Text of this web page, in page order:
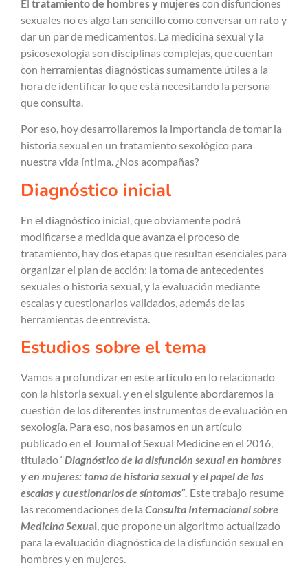
El tratamiento de hombres y mujerescon disfunciones
sexuales no es algo tan sencillo como conversar un rato y
dar un par de medicamentos. La medicina sexual y la
psicosexología son disciplinas complejas, que cuentan
con herramientas diagnósticas sumamente útiles a la
hora de identificar lo que está necesitando la persona
que consulta.
Por eso, hoy desarrollaremos la importancia de tomar la
historia sexual en un tratamiento sexológico para
nuestra vida íntima. ¿Nos acompañas?
Diagnóstico inicial
En el diagnóstico inicial, que obviamente podrá
modificarse a medida que avanza el proceso de
tratamiento, hay dos etapas que resultan esenciales para
organizar el plan de acción: la toma de antecedentes
sexuales o historia sexual, y la evaluación mediante
escalas y cuestionarios validados, además de las
herramientas de entrevista.
Estudios sobre el tema
Vamos a profundizar en este artículo en lo relacionado
con la historia sexual, y en el siguiente abordaremos la
cuestión de los diferentes instrumentos de evaluación en
sexología. Para eso, nos basamos en un artículo
publicado en el Journal of Sexual Medicine en el 2016,
titulado “Diagnóstico de la disfunción sexual en hombres
y en mujeres: toma de historia sexual y el papel de las
escalas y cuestionarios de síntomas”. Este trabajo resume
las recomendaciones de la Consulta Internacional sobre
Medicina Sexual, que propone un algoritmo actualizado
para la evaluación diagnóstica de la disfunción sexual en
hombres y en mujeres.